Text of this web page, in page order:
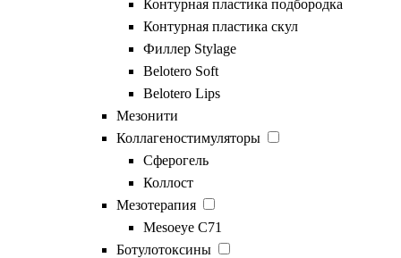
Контурная пластика подбородка
Контурная пластика скул
Филлер Stylage
Belotero Soft
Belotero Lips
Мезонити
Коллагеностимуляторы
Сферогель
Коллост
Мезотерапия
Mesoeye C71
Ботулотоксины
которая используется для
диагностики и даёт
достоверные результаты.
На их основе врач может
скорректировать питание,
физическую нагрузку